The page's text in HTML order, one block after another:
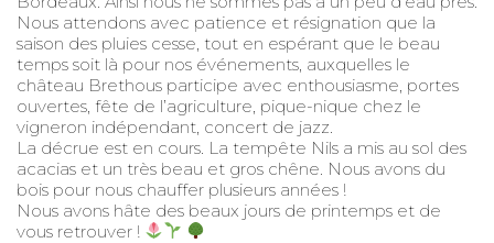
Nous attendons avec patience et résignation que la
saison des pluies cesse, tout en espérant que le beau
temps soit là pour nos événements, auxquelles le
château Brethous participe avec enthousiasme, portes
ouvertes, fête de l’agriculture, pique-nique chez le
vigneron indépendant, concert de jazz.
La décrue est en cours. La tempête Nils a mis au sol des
acacias et un très beau et gros chêne. Nous avons du
bois pour nous chauffer plusieurs années !
Nous avons hâte des beaux jours de printemps et de
vous retrouver !